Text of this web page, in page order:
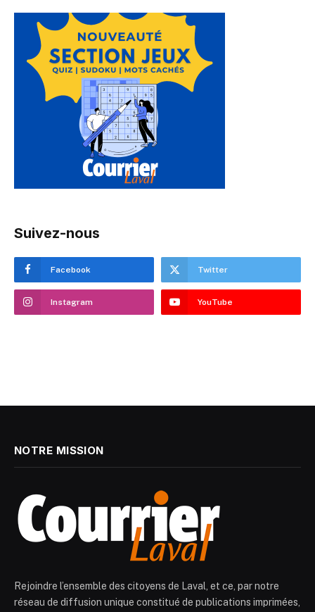
Suivez-nous
Facebook Twitter
Instagram YouTube
NOTRE MISSION
Rejoindre l’ensemble des citoyens de Laval, et ce, par notre
réseau de diffusion unique constitué de publications imprimées,